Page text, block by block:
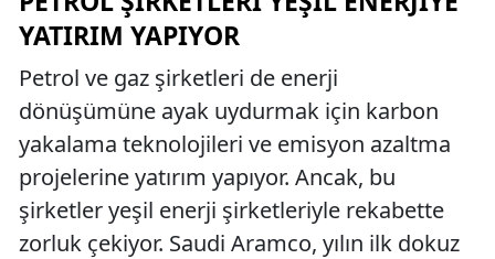
YATIRIM YAPIYOR
Petrol ve gaz şirketleri de enerji
dönüşümüne ayak uydurmak için karbon
yakalama teknolojileri ve emisyon azaltma
projelerine yatırım yapıyor. Ancak, bu
şirketler yeşil enerji şirketleriyle rekabette
zorluk çekiyor. Saudi Aramco, yılın ilk dokuz